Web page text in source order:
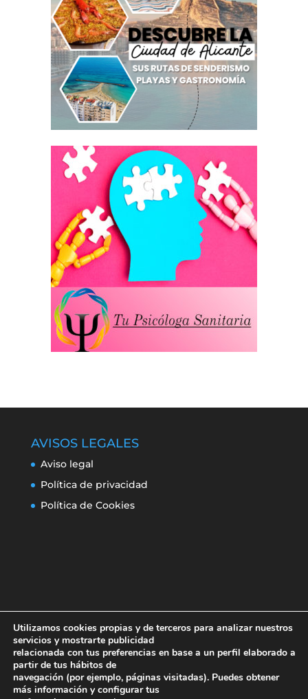
AVISOS LEGALES
Aviso legal
Política de privacidad
Política de Cookies
Aviso legal
Política de privacidad
Política de Cookies
Utilizamos cookies propias y de terceros para analizar nuestros
servicios y mostrarte publicidad
relacionada con tus preferencias en base a un perfil elaborado a
partir de tus hábitos de
navegación (por ejemplo, páginas visitadas). Puedes obtener
más información y configurar tus